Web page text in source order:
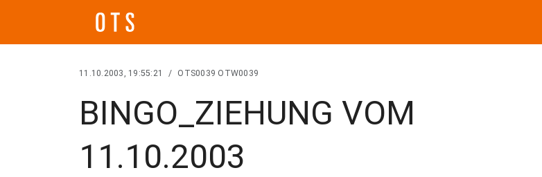
11.10.2003, 19:55:21 / OTS0039 OTW0039
BINGO_ZIEHUNG VOM
11.10.2003